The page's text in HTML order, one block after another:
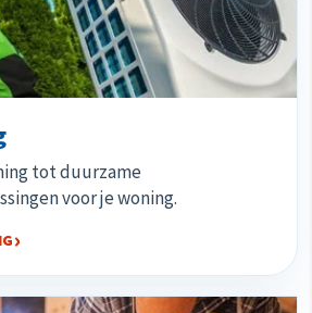
tot duurzame
voor je woning.